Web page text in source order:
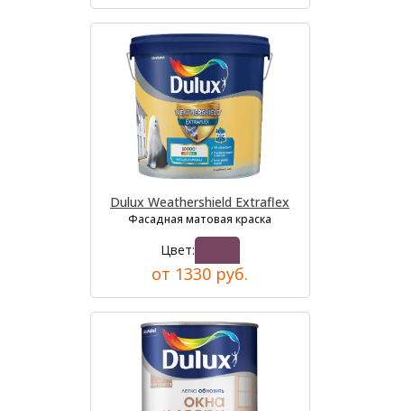
Dulux Weathershield Extraflex
Фасадная матовая краска
Цвет:
от 1330 руб.